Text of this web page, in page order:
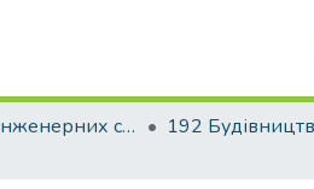
Факультет інженерних систем та екології